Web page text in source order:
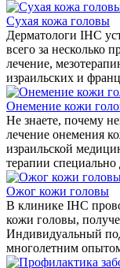
Сухая кожа головы
Дерматологи IHC
всего за несколько
лечение,
израильских и
Онемение кожи
Не знаете, почему
лечение онемения
израильской
терапии специально
Ожог кожи головы
В клинике IHC
кожи головы,
Индивидуальный
многолетним